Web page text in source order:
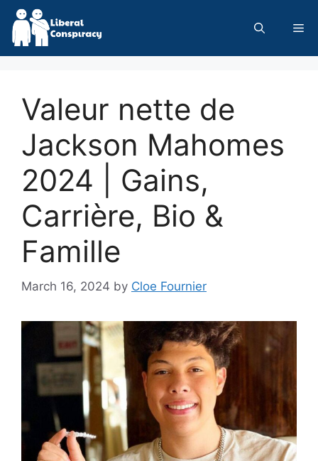
Skip
content
Valeur nette de
Jackson Mahomes
2024 | Gains,
Carrière, Bio &
Famille
March 16, 2024 by Cloe Fournier